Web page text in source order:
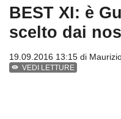
BEST XI: è
scelto dai
19.09.2016 13:15 di
VEDI LETTURE